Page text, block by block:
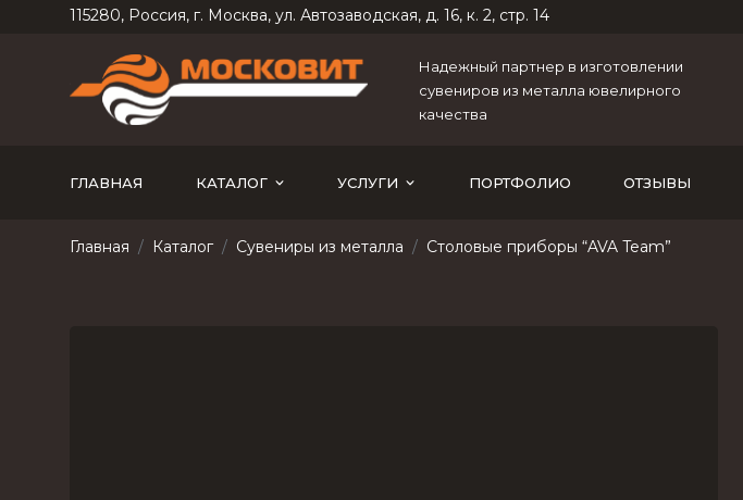
115280, Россия, г. Москва, ул. Автозаводская, д. 16, к. 2, стр. 14
Надежный партнер в изготовлении
сувениров из металла ювелирного
качества
ГЛАВНАЯ КАТАЛОГ УСЛУГИ ПОРТФОЛИО ОТЗЫВЫ
Главная Каталог Сувениры из металла Столовые приборы “AVA Team”